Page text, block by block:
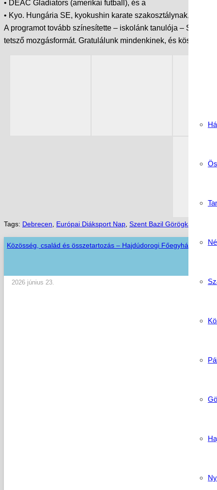
• DEAC Gladiators (amerikai futball), és a
• Kyo. Hungária SE, kyokushin karate szakosztálynak, hogy
A programot tovább színesítette – iskolánk tanulója –
tetsző mozgásformát. Gratulálunk mindenkinek, és köszönjük
Tags: Debrecen Európai Diáksport Nap Szent Bazil Görögkatolikus
Közösség, család és összetartozás – Hajdúdorogi Főegyházmegyei
2026 június 23.